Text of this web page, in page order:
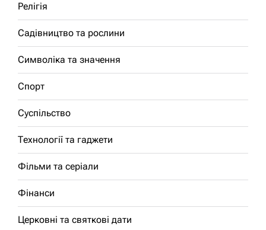
Релігія
Садівництво та рослини
Символіка та значення
Спорт
Суспільство
Технології та гаджети
Фільми та серіали
Фінанси
Церковні та святкові дати